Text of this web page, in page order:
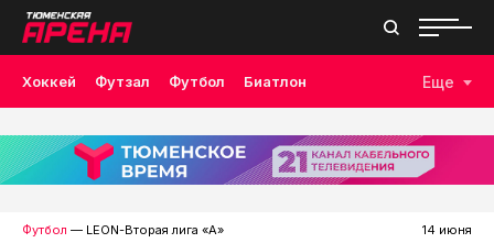
Хоккей Футзал Футбол Биатлон
Лыжные гонки Волейбол Плавание Дзюдо
Скалолазание Велоспорт Бокс
Еще
Футбол — LEON-Вторая лига «А» 14 июня